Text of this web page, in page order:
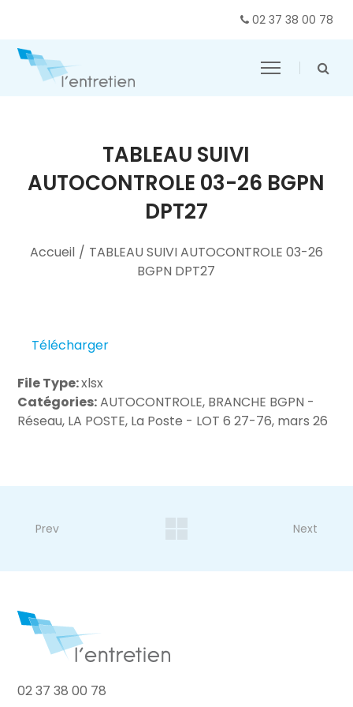
02 37 38 00 78
TABLEAU SUIVI
AUTOCONTROLE 03-26 BGPN
DPT27
Accueil / TABLEAU SUIVI AUTOCONTROLE 03-26
BGPN DPT27
Télécharger
File Type:xlsx
Catégories:AUTOCONTROLE, BRANCHE BGPN -
Réseau, LA POSTE, La Poste - LOT 6 27-76, mars 26
Prev Next
02 37 38 00 78